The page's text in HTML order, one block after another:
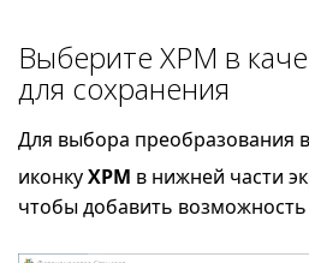
Выберите XPM в
для сохранения
Для выбора преобразования
иконкуXPM в нижней части
чтобы добавить